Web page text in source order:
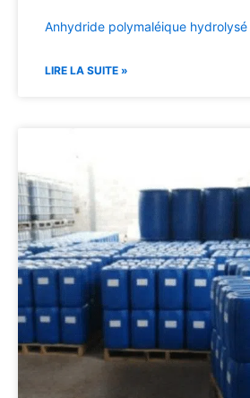
Anhydride polymaléique hydrolysé
LIRE LA SUITE »